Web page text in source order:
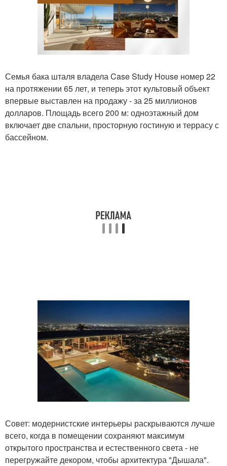
Семья бака шталя владела Case Study House номер 22
на протяжении 65 лет, и теперь этот культовый объект
впервые выставлен на продажу - за 25 миллионов
долларов. Площадь всего 200 м: одноэтажный дом
включает две спальни, просторную гостиную и террасу с
бассейном.
Совет: модернистские интерьеры раскрываются лучше
всего, когда в помещении сохраняют максимум
открытого пространства и естественного света - не
перегружайте декором, чтобы архитектура "Дышала".